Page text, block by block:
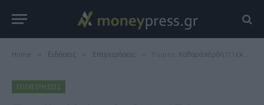
Home Ειδήσεις Επιχειρήσεις Fourlis: Καθαρά κέρδη 17,1 εκατ. ευρώ στο 9μηνο - Στα 407,6 εκατ. ευρώ τα έσοδα του ομίλου
ΕΠΙΧΕΙΡΉΣΕΙΣ